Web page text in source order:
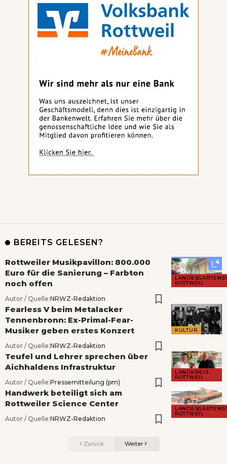
BEREITS GELESEN?
4
ROTTWEIL
Rottweiler Musikpavillon: 800.000
Euro für die Sanierung – Farbton
noch offen
Autor / Quelle:NRWZ-Redaktion
KULTUR
Fearless V beim Metalacker
Tennenbronn: Ex-Primal-Fear-
Musiker geben erstes Konzert
Autor / Quelle:NRWZ-Redaktion
LANDKREIS
ROTTWEIL
Teufel und Lehrer sprechen über
Aichhaldens Infrastruktur
Autor / Quelle:Pressemitteilung (pm)
ROTTWEIL
Handwerk beteiligt sich am
Rottweiler Science Center
Autor / Quelle:NRWZ-Redaktion
Zurück Weiter